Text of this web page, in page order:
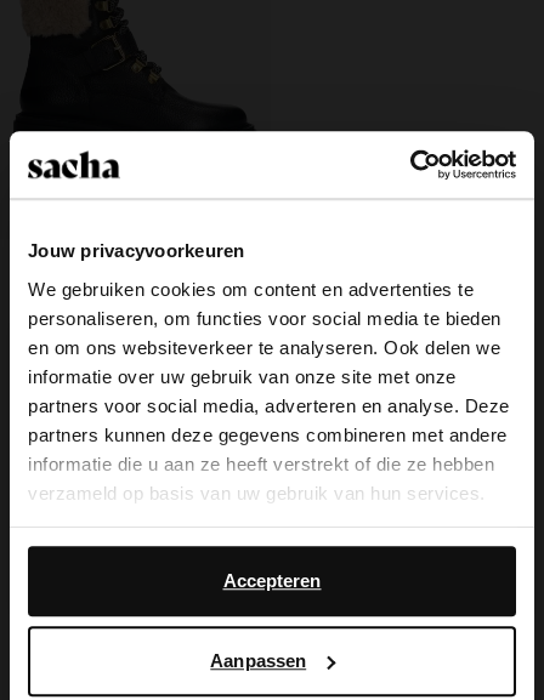
Jouw privacyvoorkeuren
We gebruiken cookies om content en advertenties te
personaliseren, om functies voor social media te bieden
en om ons websiteverkeer te analyseren. Ook delen we
informatie over uw gebruik van onze site met onze
partners voor social media, adverteren en analyse. Deze
partners kunnen deze gegevens combineren met andere
informatie die u aan ze heeft verstrekt of die ze hebben
verzameld op basis van uw gebruik van hun services.
Daarnaast werken wij samen met Google voor
advertentie- en meetdoeleinden. Meer informatie over
hoe Google uw persoonsgegevens gebruikt, vindt u op
Accepteren
Aanpassen
imitatie wol
130.00
52.00
Over Sacha
Klantenservice
Ruilen & retourneren
×
View this website in English?
It looks like your language isn't Dutch. Would
you like to switch to English?
Yes, switch to
English
No, stay in Dutch